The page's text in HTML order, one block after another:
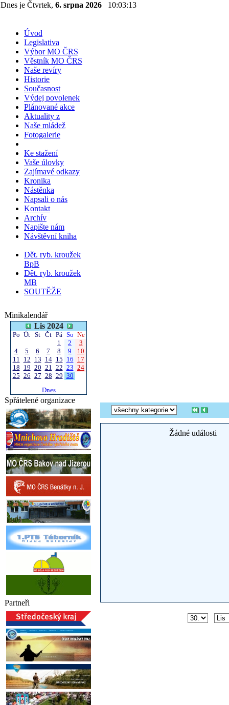
Dnes je Čtvrtek, 6. srpna 2026 10:03:14
Úvod
Legislativa
Výbor MO ČRS
Věstník MO ČRS
Naše revíry
Historie
Současnost
Výdej povolenek
Plánované akce
Aktuality z
Naše mládež
Fotogalerie
Ke stažení
Vaše úlovky
Zajímavé odkazy
Kronika
Nástěnka
Napsali o nás
Kontakt
Archív
Napište nám
Návštěvní kniha
Dět. ryb. kroužek
BpB
Dět. ryb. kroužek
MB
SOUTĚŽE
Minikalendář
Lis 2024
Po Út St Čt Pá So Ne
1
2
3
4
5 6 7 8 9
10
11 12 13 14 15 16 17
18 19 20 21 22 23 24
25 26 27 28 29 30
Dnes
Spřátelené organizace
Partneři
Žádné události